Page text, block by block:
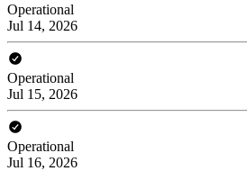
Operational
Jul 14, 2026
Operational
Jul 15, 2026
Operational
Jul 16, 2026